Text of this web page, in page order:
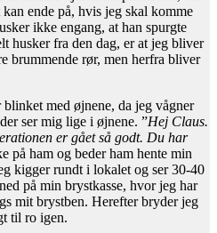
ende på, hvis jeg skal komme
ikke engang, at han spurgte
husker fra den dag, er at jeg bliver
brummende rør, men herfra bliver
med øjnene, da jeg vågner
ser mig lige i øjnene. ”Hej Claus.
er gået så godt. Du har
på ham og beder ham hente min
kigger rundt i lokalet og ser 30-40
på min brystkasse, hvor jeg har
mit brystben. Herefter bryder jeg
til ro igen.